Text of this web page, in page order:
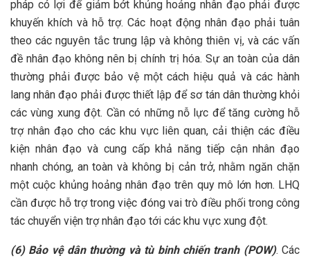
pháp có lợi để giảm bớt khủng hoảng nhân đạo phải được
khuyến khích và hỗ trợ. Các hoạt động nhân đạo phải tuân
theo các nguyên tắc trung lập và không thiên vị, và các vấn
đề nhân đạo không nên bị chính trị hóa. Sự an toàn của dân
thường phải được bảo vệ một cách hiệu quả và các hành
lang nhân đạo phải được thiết lập để sơ tán dân thường khỏi
các vùng xung đột. Cần có những nỗ lực để tăng cường hỗ
trợ nhân đạo cho các khu vực liên quan, cải thiện các điều
kiện nhân đạo và cung cấp khả năng tiếp cận nhân đạo
nhanh chóng, an toàn và không bị cản trở, nhằm ngăn chặn
một cuộc khủng hoảng nhân đạo trên quy mô lớn hơn. LHQ
cần được hỗ trợ trong việc đóng vai trò điều phối trong công
tác chuyển viện trợ nhân đạo tới các khu vực xung đột.
(6) Bảo vệ dân thường và tù binh chiến tranh (POW). Các